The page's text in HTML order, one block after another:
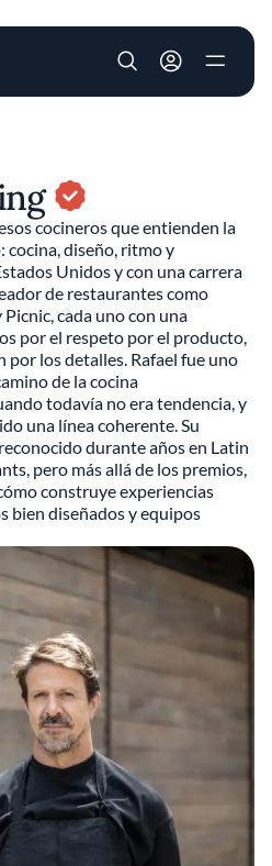
User account
cocineros que entienden la
diseño, ritmo y
Unidos y con una carrera
de restaurantes como
Picnic, cada uno con una
por el respeto por el producto,
por los detalles. Rafael fue uno
de la cocina
todavía no era tendencia, y
una línea coherente. Su
durante años en Latin
pero más allá de los premios,
construye experiencias
bien diseñados y equipos